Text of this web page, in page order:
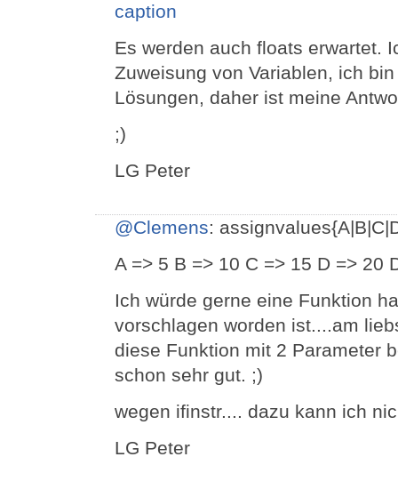
caption
Es werden auch floats erwartet.
Zuweisung von Variablen, ich
Lösungen, daher ist meine
;)
LG Peter
@Clemens:
A => 5 B => 10 C => 15 D => 20
Ich würde gerne eine Funktion
vorschlagen worden ist....am
diese Funktion mit 2 Parameter
schon sehr gut. ;)
wegen ifinstr.... dazu kann ich
LG Peter